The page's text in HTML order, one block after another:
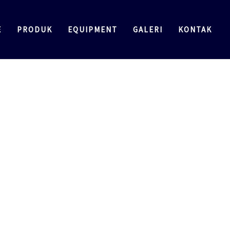
PRODUK EQUIPMENT GALERI KONTAK